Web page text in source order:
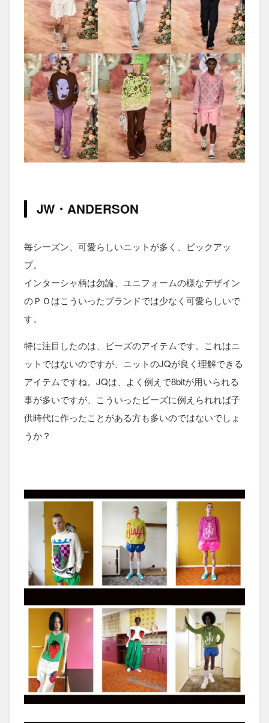
JW・ANDERSON
毎シーズン、可愛らしいニットが多く、ピックアッ
プ。
インターシャ柄は勿論、ユニフォームの様なデザイン
のＰＯはこういったブランドでは少なく可愛らしいで
す。
特に注目したのは、ビーズのアイテムです。これはニ
ットではないのですが、ニットのJQが良く理解できる
アイテムですね。JQは、よく例えで8bitが用いられる
事が多いですが、こういったビーズに例えられれば子
供時代に作ったことがある方も多いのではないでしょ
うか？